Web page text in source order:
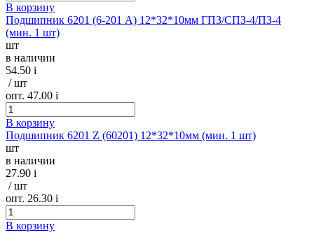
В корзину
Подшипник 6201 (6-201 А) 12*32*10мм ГПЗ/СПЗ-4/ПЗ-4
(мин. 1 шт)
шт
в наличии
54.50 i
/ шт
опт. 47.00 i
В корзину
Подшипник 6201 Z (60201) 12*32*10мм (мин. 1 шт)
шт
в наличии
27.90 i
/ шт
опт. 26.30 i
В корзину